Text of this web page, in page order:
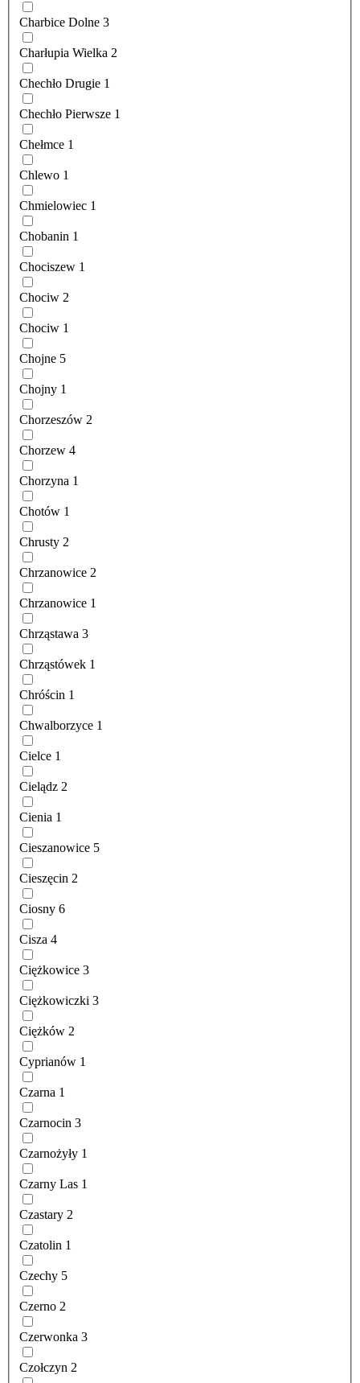
Charbice Dolne 3
Charłupia Wielka 2
Chechło Drugie 1
Chechło Pierwsze 1
Chełmce 1
Chlewo 1
Chmielowiec 1
Chobanin 1
Chociszew 1
Chociw 2
Chociw 1
Chojne 5
Chojny 1
Chorzeszów 2
Chorzew 4
Chorzyna 1
Chotów 1
Chrusty 2
Chrzanowice 2
Chrzanowice 1
Chrząstawa 3
Chrząstówek 1
Chróścin 1
Chwalborzyce 1
Cielce 1
Cielądz 2
Cienia 1
Cieszanowice 5
Cieszęcin 2
Ciosny 6
Cisza 4
Ciężkowice 3
Ciężkowiczki 3
Ciężków 2
Cyprianów 1
Czarna 1
Czarnocin 3
Czarnożyły 1
Czarny Las 1
Czastary 2
Czatolin 1
Czechy 5
Czerno 2
Czerwonka 3
Czołczyn 2